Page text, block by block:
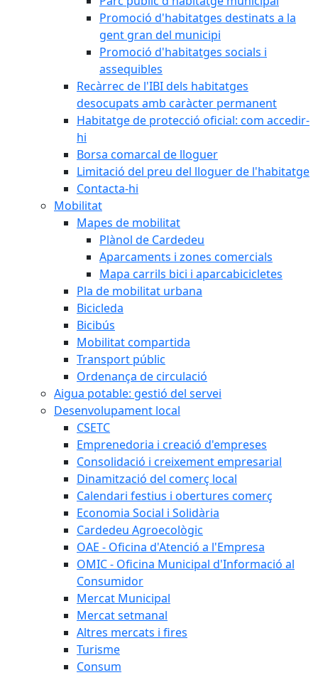
Promoció d'habitatges destinats a la
gent gran del municipi
Promoció d'habitatges socials i
assequibles
Recàrrec de l'IBI dels habitatges
desocupats amb caràcter permanent
Habitatge de protecció oficial: com accedir-
hi
Borsa comarcal de lloguer
Limitació del preu del lloguer de l'habitatge
Contacta-hi
Mobilitat
Mapes de mobilitat
Plànol de Cardedeu
Aparcaments i zones comercials
Mapa carrils bici i aparcabicicletes
Pla de mobilitat urbana
Bicicleda
Bicibús
Mobilitat compartida
Transport públic
Ordenança de circulació
Aigua potable: gestió del servei
Desenvolupament local
CSETC
Emprenedoria i creació d'empreses
Consolidació i creixement empresarial
Dinamització del comerç local
Calendari festius i obertures comerç
Economia Social i Solidària
Cardedeu Agroecològic
OAE - Oficina d'Atenció a l'Empresa
OMIC - Oficina Municipal d'Informació al
Consumidor
Mercat Municipal
Mercat setmanal
Altres mercats i fires
Turisme
Consum